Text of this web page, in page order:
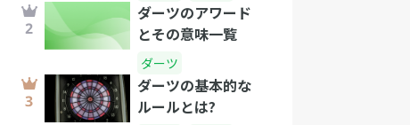
ダーツのアワード
とその意味一覧
ダーツ
ダーツの基本的な
ルールとは?